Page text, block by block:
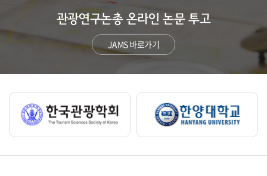
관광연구논총 온라인 논문 투고
JAMS 바로가기